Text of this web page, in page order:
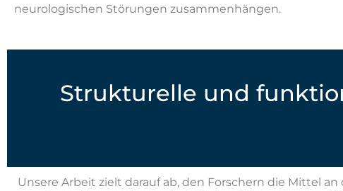
neurologischen Störungen zusammenhängen.
Strukturelle und
Unsere Arbeit zielt darauf ab, den Forschern die Mittel an